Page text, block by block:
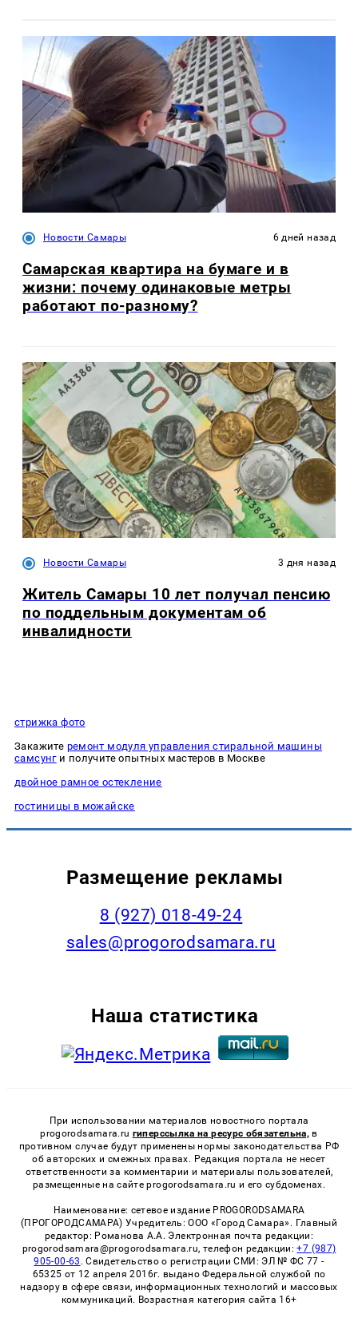
Новости Самары 6 дней назад
Самарская квартира на бумаге и в
жизни: почему одинаковые метры
работают по-разному?
Новости Самары 3 дня назад
Житель Самары 10 лет получал пенсию
по поддельным документам об
инвалидности
стрижка фото
Закажите ремонт модуля управления стиральной машины
самсунги получите опытных мастеров в Москве
двойное рамное остекление
гостиницы в можайске
Размещение рекламы
8 (927) 018-49-24
sales@progorodsamara.ru
Наша статистика
При использовании материалов новостного портала
progorodsamara.ru гиперссылка на ресурс обязательна, в
противном случае будут применены нормы законодательства РФ
об авторских и смежных правах. Редакция портала не несет
ответственности за комментарии и материалы пользователей,
размещенные на сайте progorodsamara.ru и его субдоменах.
Наименование: сетевое издание PROGORODSAMARA
(ПРОГОРОДСАМАРА) Учредитель: ООО «Город Самара». Главный
редактор: Романова А.А. Электронная почта редакции:
progorodsamara@progorodsamara.ru, телефон редакции:+7 (987)
905-00-63 . Свидетельство о регистрации СМИ: ЭЛ № ФС 77 -
65325 от 12 апреля 2016г. выдано Федеральной службой по
надзору в сфере связи, информационных технологий и массовых
коммуникаций. Возрастная категория сайта 16+